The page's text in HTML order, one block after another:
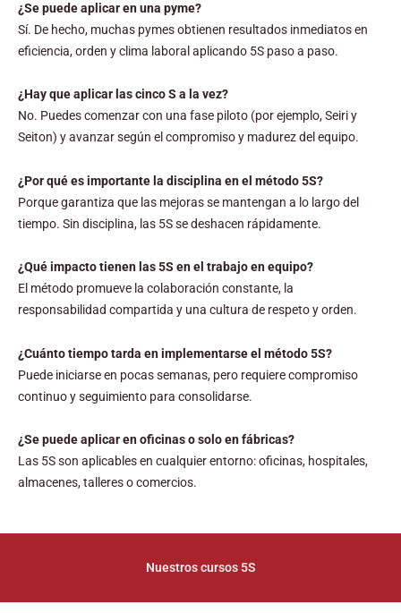
¿Se puede aplicar en una pyme?
Sí. De hecho, muchas pymes obtienen resultados inmediatos en
eficiencia, orden y clima laboral aplicando 5S paso a paso.
¿Hay que aplicar las cinco S a la vez?
No. Puedes comenzar con una fase piloto (por ejemplo, Seiri y
Seiton) y avanzar según el compromiso y madurez del equipo.
¿Por qué es importante la disciplina en el método 5S?
Porque garantiza que las mejoras se mantengan a lo largo del
tiempo. Sin disciplina, las 5S se deshacen rápidamente.
¿Qué impacto tienen las 5S en el trabajo en equipo?
El método promueve la colaboración constante, la
responsabilidad compartida y una cultura de respeto y orden.
¿Cuánto tiempo tarda en implementarse el método 5S?
Puede iniciarse en pocas semanas, pero requiere compromiso
continuo y seguimiento para consolidarse.
¿Se puede aplicar en oficinas o solo en fábricas?
Las 5S son aplicables en cualquier entorno: oficinas, hospitales,
almacenes, talleres o comercios.
Nuestros cursos 5S